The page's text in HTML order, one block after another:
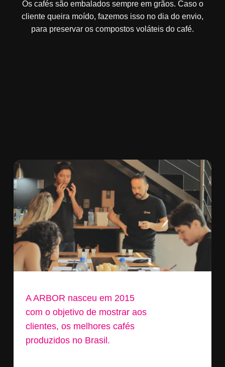
Os cafés são embalados sempre em grãos. Caso o
cliente queira moído, fazemos isso no dia do envio,
para preservar os compostos voláteis do café.
A ARBOR nasceu em 2015
com o objetivo de mostrar aos
clientes, os melhores cafés
produzidos no Brasil.